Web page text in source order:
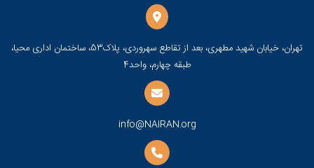
تهران، خیابان شهید مطهری، بعد از تقاطع سهروردی، پلاک53، ساختمان اداری محیا،
طبقه چهارم، واحد4
info@NAIRAN.org